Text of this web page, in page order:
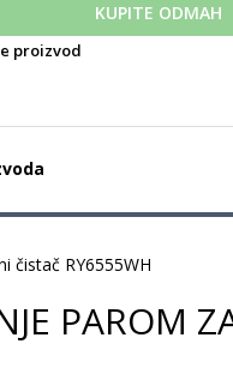
KUPITE ODMAH
proizvod
čistač RY6555WH
PAROM